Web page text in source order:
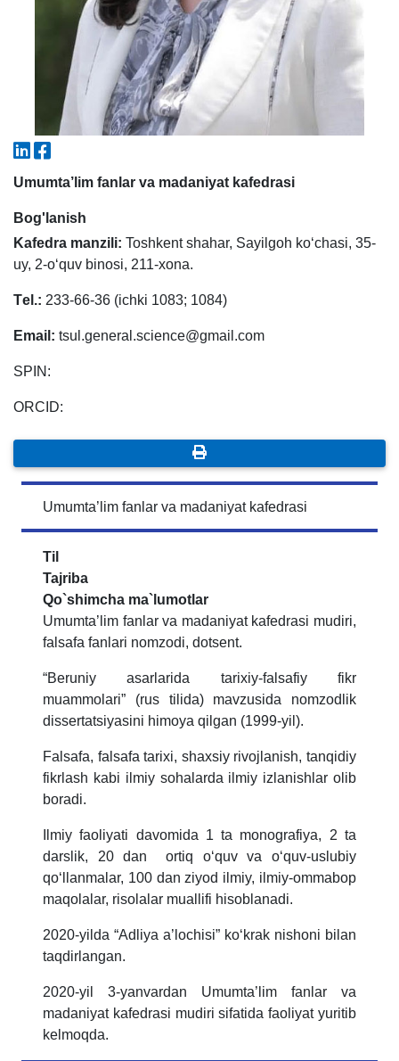
Umumta’lim fanlar va madaniyat kafedrasi
Bog'lanish
Kafedra manzili: Toshkеnt shahar, Sayilgoh ko‘chasi, 35-
uy, 2-o‘quv binosi, 211-xona.
Tеl.: 233-66-36 (ichki 1083; 1084)
Email: tsul.general.science@gmail.com
SPIN:
ORCID:
Umumta’lim fanlar va madaniyat kafedrasi
Til
Tajriba
Qo`shimcha ma`lumotlar
Umumta’lim fanlar va madaniyat kafedrasi mudiri,
falsafa fanlari nomzodi, dotsent.
“Beruniy asarlarida tarixiy-falsafiy fikr
muammolari” (rus tilida) mavzusida nomzodlik
dissertatsiyasini himoya qilgan (1999-yil).
Falsafa, falsafa tarixi, shaxsiy rivojlanish, tanqidiy
fikrlash kabi ilmiy sohalarda ilmiy izlanishlar olib
boradi.
Ilmiy faoliyati davomida 1 ta monografiya, 2 ta
darslik, 20 dan ortiq o‘quv va o‘quv-uslubiy
qo‘llanmalar, 100 dan ziyod ilmiy, ilmiy-ommabop
maqolalar, risolalar muallifi hisoblanadi.
2020-yilda “Adliya a’lochisi” ko‘krak nishoni bilan
taqdirlangan.
2020-yil 3-yanvardan Umumta’lim fanlar va
madaniyat kafedrasi mudiri sifatida faoliyat yuritib
kelmoqda.